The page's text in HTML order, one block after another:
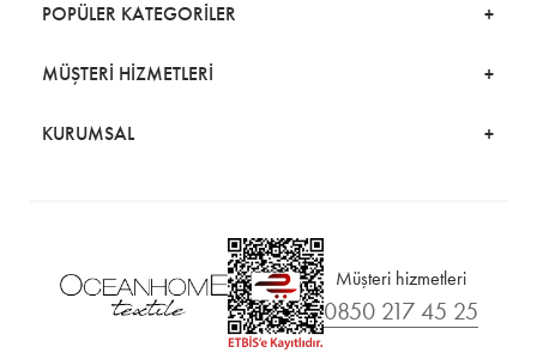
POPÜLER KATEGORİLER
MÜŞTERİ HİZMETLERİ
KURUMSAL
Müşteri hizmetleri
0850 217 45 25